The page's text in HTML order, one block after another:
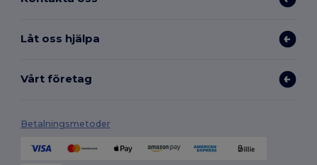
Låt oss hjälpa
Vårt företag
Betalningsmetoder